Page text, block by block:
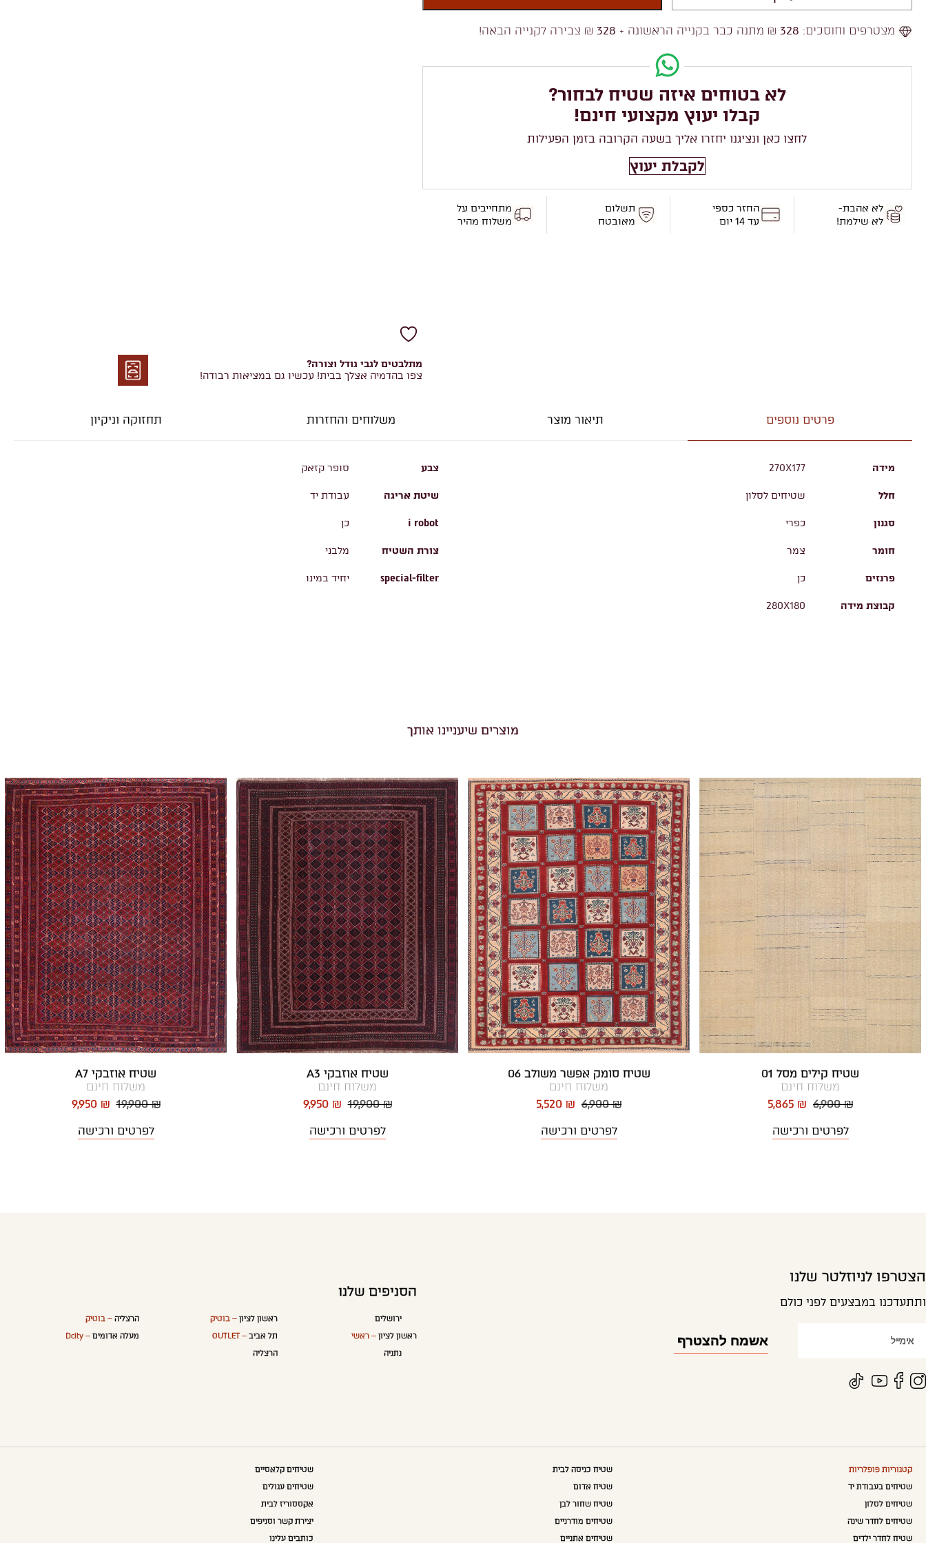
מצטרפים וחוסכים: 328 ₪ מתנה כבר בקנייה הראשונה + 328 ₪ צבירה לקנייה הבאה!
לא בטוחים איזה שטיח לבחור?
קבלו יעוץ מקצועי חינם!
לחצו כאן ונציגנו יחזרו אליך בשעה הקרובה בזמן הפעילות
לקבלת יעוץ
לא אהבת-
לא שילמת!
החזר כספי
עד 14 יום
תשלום
מאובטח
מתחייבים על
משלוח מהיר
מתלבטים לגבי גודל וצורה?
צפו בהדמיה אצלך בבית! עכשיו גם במציאות רבודה!
פרטים נוספים תיאור מוצר משלוחים והחזרות תחזוקה וניקיון
מידה 270X177 צבע סופר קזאק
חלל שטיחים לסלון שיטת אריגה עבודת יד
סגנון כפרי i robot כן
חומר צמר צורת השטיח מלבני
פרנזים כן special-filter יחיד במינו
קבוצת מידה 280X180
מוצרים שיעניינו אותך
שטיח קילים מסל 01
משלוח חינם
6,900 ₪
5,865 ₪
לפרטים ורכישה
שטיח סומק אפשר משולב 06
משלוח חינם
6,900 ₪
5,520 ₪
לפרטים ורכישה
שטיח אוזבקי A3
משלוח חינם
19,900 ₪
9,950 ₪
לפרטים ורכישה
שטיח אוזבקי A7
משלוח חינם
19,900 ₪
9,950 ₪
לפרטים ורכישה
הצטרפו לניוזלטר שלנו
ותתעדכנו במבצעים לפני כולם
הסניפים שלנו
ירושלים
ראשון לציון – ראשי
נתניה
ראשון לציון– בוטיק
תל אביב– OUTLET
הרצליה
הרצליה– בוטיק
מעלה אדומים – Dcity
קטגוריות פופלריות
שטיחים בעבודת יד
שטיחים לסלון
שטיחים לחדר שינה
שטיח לחדר ילדים
שטיח כניסה לבית
שטיח אדום
שטיח שחור לבן
שטיחים מודרניים
שטיחים אתניים
שטיחים קלאסיים
שטיחים עגולים
אקססוריז לבית
יצירת קשר וסניפים
כותבים עלינו